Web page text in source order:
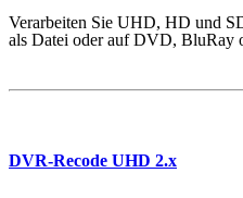
Verarbeiten Sie UHD, HD und
als Datei oder auf DVD, BluRay
DVR-Recode UHD 2.x